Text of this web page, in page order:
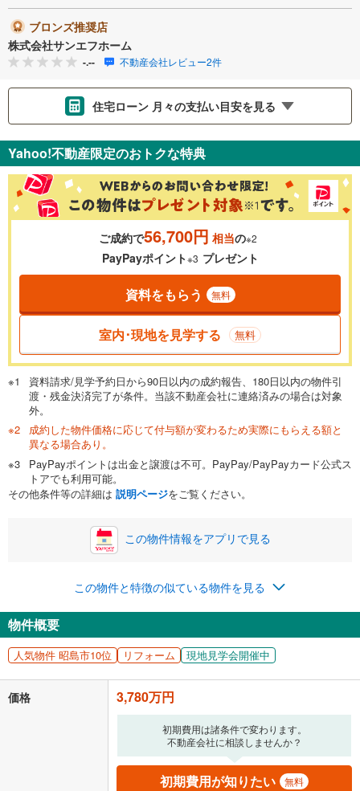
ブロンズ推奨店
株式会社サンエフホーム
-.-- 不動産会社レビュー2件
住宅ローン 月々の支払い目安を見る
金利 ％
0.01%
一般的には最長35年まで借り入れ可能です。多くの金融機関
が完済時の年齢は80歳までを条件としています。
閉じる
頭金 万円
0万円 3,780万円
自己資金から住宅購入にかけられる金額を入力してくださ
い。一般的には物件価格の2割までが目安です。
閉じる
ボーナス
万円
0円
ナス時の増額分（1回分）を入力してください。
ボーナス払いの限度額は金融機関によって異なります。
閉じる
月々の返済額
る値は、実際の金融機関等における貸出金利とは何ら関係がなく、実際
の金融機関等における貸出金利を何ら保証するものではありません。返
済方法「元利均等返済」にて算出しております。入力された金利を35年
適用した場合の計算結果を表示しています。
その他月額費用や、初期費用がかかります。ご注意ください。実際にお
借り入れの際は各金融機関等に、必ずご自身でご確認をお願いいたしま
Yahoo!不動産限定のおトクな特典
ご成約で56,700円 相当の※2
PayPayポイント※3 プレゼント
資料をもらう 無料
室内･現地を見学する 無料
資料請求/見学予約日から90日以内の成約報告、180日以内の物件引
渡・残金決済完了が条件。当該不動産会社に連絡済みの場合は対象
外。
成約した物件価格に応じて付与額が変わるため実際にもらえる額と
異なる場合あり。
PayPayポイントは出金と譲渡は不可。PayPay/PayPayカード公式ス
トアでも利用可能。
その他条件等の詳細は 説明ページをご覧ください。
この物件情報をアプリで見る
この物件と特徴の似ている物件を見る
物件概要
人気物件 昭島市10位 リフォーム 現地見学会開催中
価格 3,780万円
初期費用は諸条件で変わります。
不動産会社に相談しませんか？
初期費用が知りたい 無料